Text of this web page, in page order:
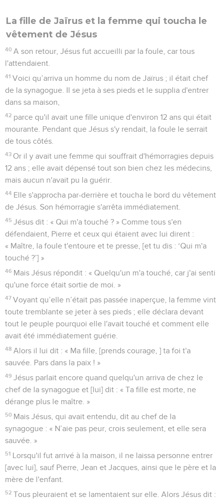
La fille de Jaïrus et la femme qui toucha le
vêtement de Jésus
40 A son retour, Jésus fut accueilli par la foule, car tous
l'attendaient.
41 Voici qu’arriva un homme du nom de Jaïrus ; il était chef
de la synagogue. Il se jeta à ses pieds et le supplia d'entrer
dans sa maison,
42 parce qu'il avait une fille unique d'environ 12 ans qui était
mourante. Pendant que Jésus s'y rendait, la foule le serrait
de tous côtés.
43 Or il y avait une femme qui souffrait d'hémorragies depuis
12 ans ; elle avait dépensé tout son bien chez les médecins,
mais aucun n'avait pu la guérir.
44 Elle s'approcha par-derrière et toucha le bord du vêtement
de Jésus. Son hémorragie s'arrêta immédiatement.
45 Jésus dit : « Qui m'a touché ? » Comme tous s'en
défendaient, Pierre et ceux qui étaient avec lui dirent :
« Maître, la foule t'entoure et te presse, [et tu dis : ‘Qui m'a
touché ?’] »
46 Mais Jésus répondit : « Quelqu'un m'a touché, car j'ai senti
qu'une force était sortie de moi. »
47 Voyant qu’elle n’était pas passée inaperçue, la femme vint
toute tremblante se jeter à ses pieds ; elle déclara devant
tout le peuple pourquoi elle l'avait touché et comment elle
avait été immédiatement guérie.
48 Alors il lui dit : « Ma fille, [prends courage, ] ta foi t'a
sauvée. Pars dans la paix ! »
49 Jésus parlait encore quand quelqu'un arriva de chez le
chef de la synagogue et [lui] dit : « Ta fille est morte, ne
dérange plus le maître. »
50 Mais Jésus, qui avait entendu, dit au chef de la
synagogue : « N’aie pas peur, crois seulement, et elle sera
sauvée. »
51 Lorsqu'il fut arrivé à la maison, il ne laissa personne entrer
[avec lui], sauf Pierre, Jean et Jacques, ainsi que le père et la
mère de l'enfant.
52 Tous pleuraient et se lamentaient sur elle. Alors Jésus dit :